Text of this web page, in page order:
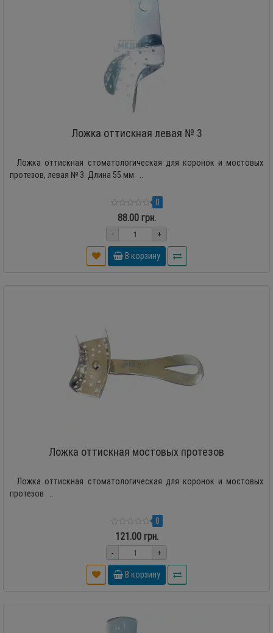
Ложка оттискная левая № 3
Ложка оттискная стоматологическая для коронок и мостовых
протезов, левая № 3. Длина 55 мм ..
0
88.00 грн.
- +
В корзину
Ложка оттискная мостовых протезов
Ложка оттискная стоматологическая для коронок и мостовых
протезов ..
0
121.00 грн.
- +
В корзину